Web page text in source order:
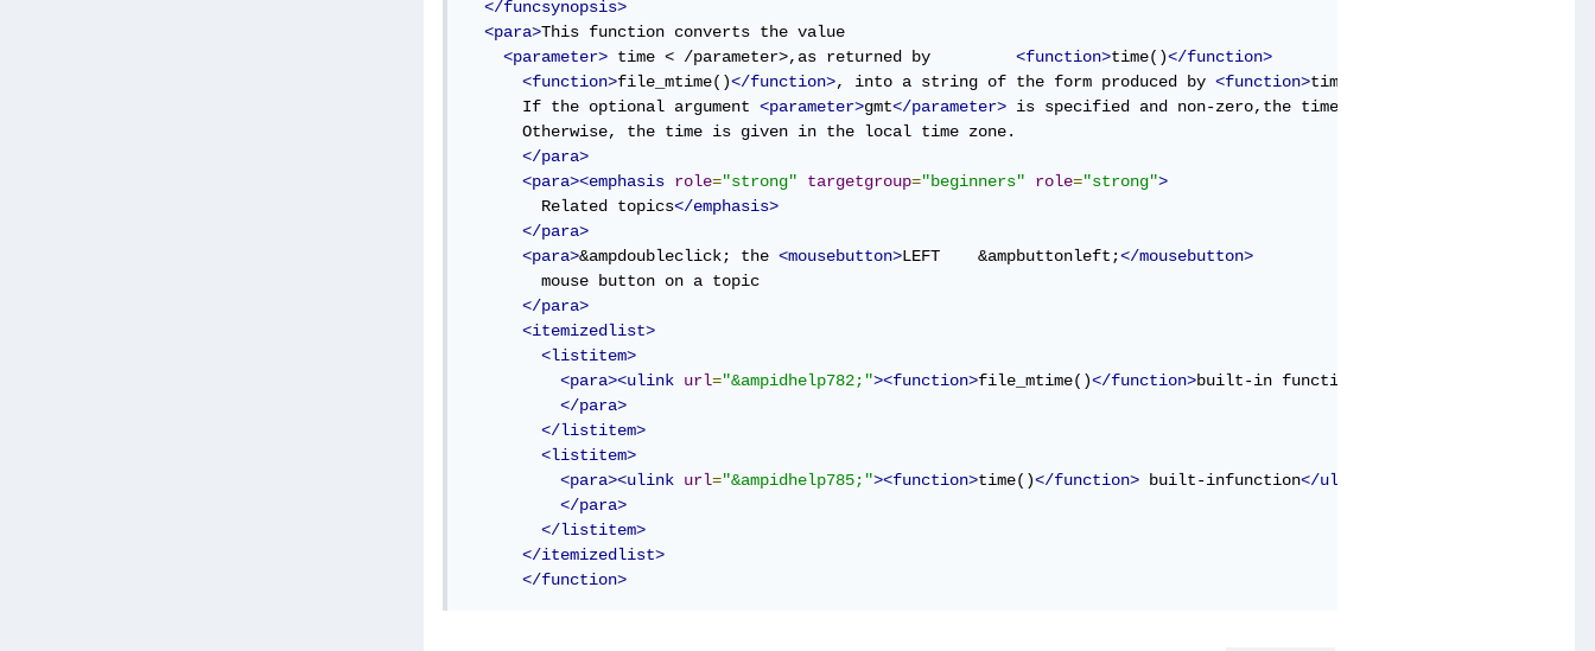
</funcsynopsis>
<para>This function converts the value
<parameter> time < /parameter>,as returned by <function>time()</function>
<function>file_mtime()</function>, into a string of the form produced by <function>time_date()
      If the optional argument
<parameter>gmt</parameter> is specified and non-zero,the time is returned in
      Otherwise, the time is given in the local time zone.
</para>
<para><emphasis role="strong" targetgroup="beginners" role="strong">
        Related topics
</emphasis>
</para>
<para>&ampdoubleclick; the <mousebutton>LEFT    &ampbuttonleft;</mousebutton>
        mouse button on a topic
</para>
<itemizedlist>
<listitem>
<para><ulink url="&ampidhelp782;"><function>file_mtime()</function>built-in function
</para>
</listitem>
<listitem>
<para><ulink url="&ampidhelp785;"><function>time()</function> built-infunction</ulink>
</para>
</listitem>
</itemizedlist>
</function>